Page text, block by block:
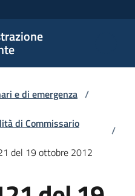
e di emergenza /
di Commissario
/
del 19 ottobre 2012